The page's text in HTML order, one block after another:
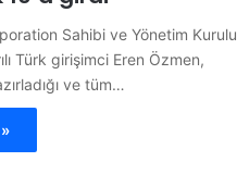
Sahibi ve Yönetim Kurulu
Türk girişimci Eren Özmen,
ve tüm…